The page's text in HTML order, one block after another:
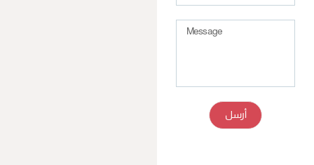
أرسل